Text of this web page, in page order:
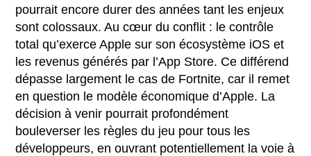
pourrait encore durer des années tant les enjeux
sont colossaux. Au cœur du conflit : le contrôle
total qu’exerce Apple sur son écosystème iOS et
les revenus générés par l’App Store. Ce différend
dépasse largement le cas de Fortnite, car il remet
en question le modèle économique d’Apple. La
décision à venir pourrait profondément
bouleverser les règles du jeu pour tous les
développeurs, en ouvrant potentiellement la voie à